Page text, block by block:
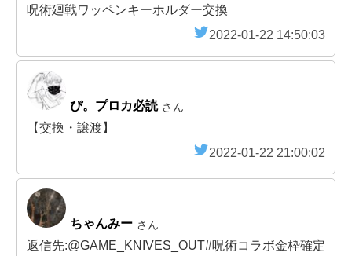
呪術廻戦ワッペンキーホルダー交換
2022-01-22 14:50:03
ぴ。プロカ必読 さん
【交換・譲渡】
2022-01-22 21:00:02
ちゃんみー さん
返信先:@GAME_KNIVES_OUT#呪術コラボ金枠確定